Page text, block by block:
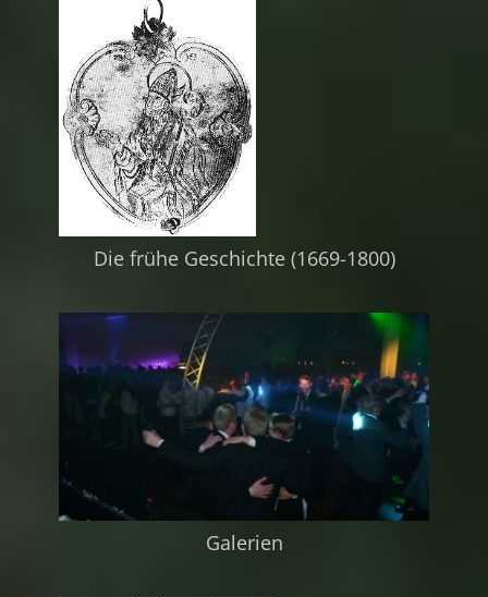
Die frühe Geschichte (1669-1800)
Galerien